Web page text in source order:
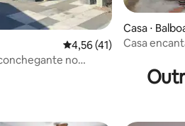
4,56 de uma avaliação
4,56 (41)
no
Casa ⋅
Casa